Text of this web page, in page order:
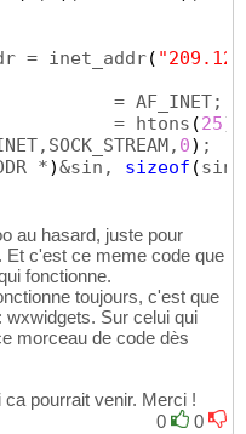
    sin.sin_addr.s_addr	= inet_addr
(
    sin.sin_port		= htons
(25)
0) ;
*)&sin, sizeof (sin
que je
sock, msg1, strlen(
sock);
au hasard, juste pour
Et c'est ce meme code que
fonctionne.
toujours, c'est que
wxwidgets. Sur celui qui
morceau de code dès
pourrait venir. Merci !
0
0